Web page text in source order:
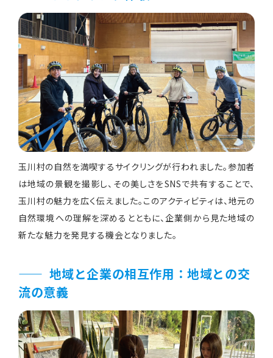
玉川村の自然を満喫するサイクリングが行われました。参加者
は地域の景観を撮影し、その美しさをSNSで共有することで、
玉川村の魅力を広く伝えました。このアクティビティは、地元の
自然環境への理解を深めるとともに、企業側から見た地域の
新たな魅力を発見する機会となりました。
地域と企業の相互作用：地域との交
流の意義